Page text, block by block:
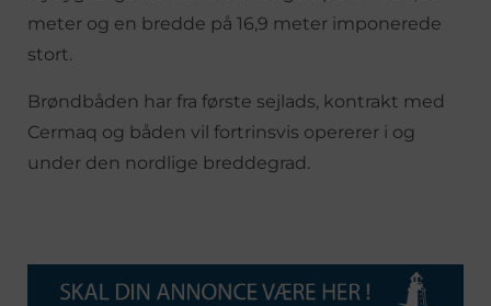
meter og en bredde på 16,9 meter imponerede
stort.
Brøndbåden har fra første sejlads, kontrakt med
Cermaq og båden vil fortrinsvis opererer i og
under den nordlige breddegrad.